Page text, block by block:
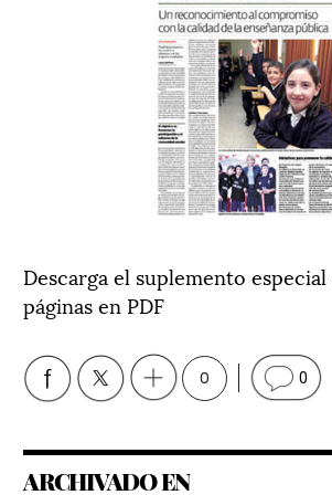
Descarga el suplemento
páginas en PDF
0 0
ARCHIVADO EN